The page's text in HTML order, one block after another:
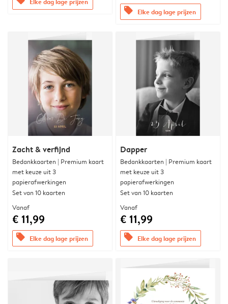
offers Elke dag lage prijzen
Zacht & verfijnd
Bedankkaarten | Premium kaart
met keuze uit 3
papierafwerkingen
Set van 10 kaarten
Vanaf
€ 11,99
offers Elke dag lage prijzen
Dapper
Bedankkaarten | Premium kaart
met keuze uit 3
papierafwerkingen
Set van 10 kaarten
Vanaf
€ 11,99
offers Elke dag lage prijzen